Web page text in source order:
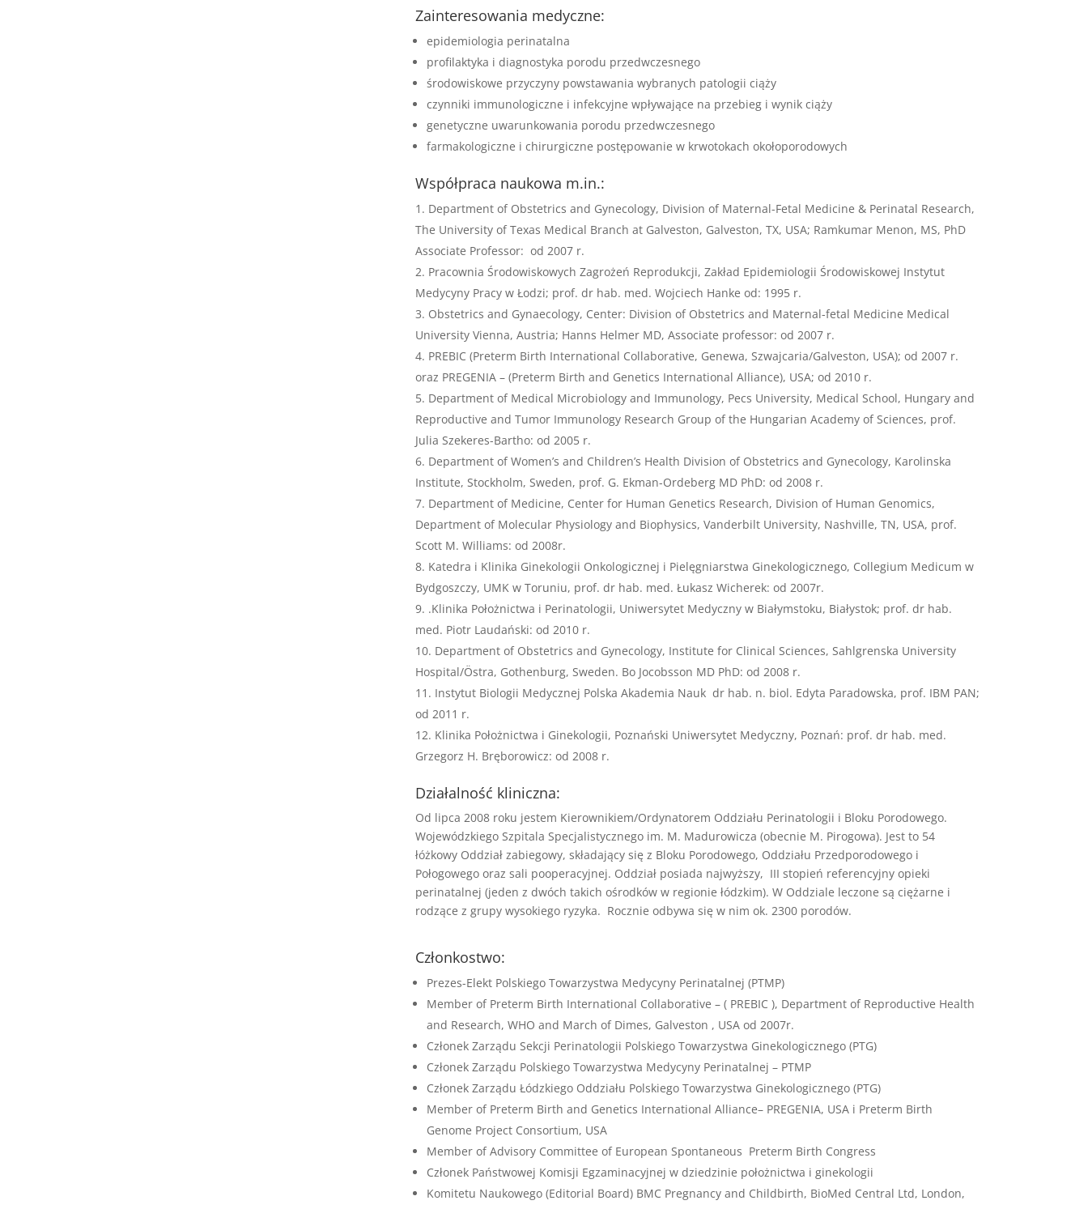
Zainteresowania medyczne:
epidemiologia perinatalna
profilaktyka i diagnostyka porodu przedwczesnego
środowiskowe przyczyny powstawania wybranych patologii ciąży
czynniki immunologiczne i infekcyjne wpływające na przebieg i wynik ciąży
genetyczne uwarunkowania porodu przedwczesnego
farmakologiczne i chirurgiczne postępowanie w krwotokach okołoporodowych
Współpraca naukowa m.in.:
Department of Obstetrics and Gynecology, Division of Maternal-Fetal Medicine & Perinatal Research,
The University of Texas Medical Branch at Galveston, Galveston, TX, USA; Ramkumar Menon, MS, PhD
Associate Professor: od 2007 r.
Pracownia Środowiskowych Zagrożeń Reprodukcji, Zakład Epidemiologii Środowiskowej Instytut
Medycyny Pracy w Łodzi; prof. dr hab. med. Wojciech Hanke od: 1995 r.
Obstetrics and Gynaecology, Center: Division of Obstetrics and Maternal-fetal Medicine Medical
University Vienna, Austria; Hanns Helmer MD, Associate professor: od 2007 r.
PREBIC (Preterm Birth International Collaborative, Genewa, Szwajcaria/Galveston, USA); od 2007 r.
oraz PREGENIA – (Preterm Birth and Genetics International Alliance), USA; od 2010 r.
Department of Medical Microbiology and Immunology, Pecs University, Medical School, Hungary and
Reproductive and Tumor Immunology Research Group of the Hungarian Academy of Sciences, prof.
Julia Szekeres-Bartho: od 2005 r.
Department of Women’s and Children’s Health Division of Obstetrics and Gynecology, Karolinska
Institute, Stockholm, Sweden, prof. G. Ekman-Ordeberg MD PhD: od 2008 r.
Department of Medicine, Center for Human Genetics Research, Division of Human Genomics,
Department of Molecular Physiology and Biophysics, Vanderbilt University, Nashville, TN, USA, prof.
Scott M. Williams: od 2008r.
Katedra i Klinika Ginekologii Onkologicznej i Pielęgniarstwa Ginekologicznego, Collegium Medicum w
Bydgoszczy, UMK w Toruniu, prof. dr hab. med. Łukasz Wicherek: od 2007r.
.Klinika Położnictwa i Perinatologii, Uniwersytet Medyczny w Białymstoku, Białystok; prof. dr hab.
med. Piotr Laudański: od 2010 r.
Department of Obstetrics and Gynecology, Institute for Clinical Sciences, Sahlgrenska University
Hospital/Östra, Gothenburg, Sweden. Bo Jocobsson MD PhD: od 2008 r.
Instytut Biologii Medycznej Polska Akademia Nauk dr hab. n. biol. Edyta Paradowska, prof. IBM PAN;
od 2011 r.
Klinika Położnictwa i Ginekologii, Poznański Uniwersytet Medyczny, Poznań: prof. dr hab. med.
Grzegorz H. Bręborowicz: od 2008 r.
Działalność kliniczna:
Od lipca 2008 roku jestem Kierownikiem/Ordynatorem Oddziału Perinatologii i Bloku Porodowego.
Wojewódzkiego Szpitala Specjalistycznego im. M. Madurowicza (obecnie M. Pirogowa). Jest to 54
łóżkowy Oddział zabiegowy, składający się z Bloku Porodowego, Oddziału Przedporodowego i
Połogowego oraz sali pooperacyjnej. Oddział posiada najwyższy, III stopień referencyjny opieki
perinatalnej (jeden z dwóch takich ośrodków w regionie łódzkim). W Oddziale leczone są ciężarne i
rodzące z grupy wysokiego ryzyka. Rocznie odbywa się w nim ok. 2300 porodów.
Członkostwo:
Prezes-Elekt Polskiego Towarzystwa Medycyny Perinatalnej (PTMP)
Member of Preterm Birth International Collaborative – ( PREBIC ), Department of Reproductive Health
and Research, WHO and March of Dimes, Galveston , USA od 2007r.
Członek Zarządu Sekcji Perinatologii Polskiego Towarzystwa Ginekologicznego (PTG)
Członek Zarządu Polskiego Towarzystwa Medycyny Perinatalnej – PTMP
Członek Zarządu Łódzkiego Oddziału Polskiego Towarzystwa Ginekologicznego (PTG)
Member of Preterm Birth and Genetics International Alliance– PREGENIA, USA i Preterm Birth
Genome Project Consortium, USA
Member of Advisory Committee of European Spontaneous Preterm Birth Congress
Członek Państwowej Komisji Egzaminacyjnej w dziedzinie położnictwa i ginekologii
Komitetu Naukowego (Editorial Board) BMC Pregnancy and Childbirth, BioMed Central Ltd, London,